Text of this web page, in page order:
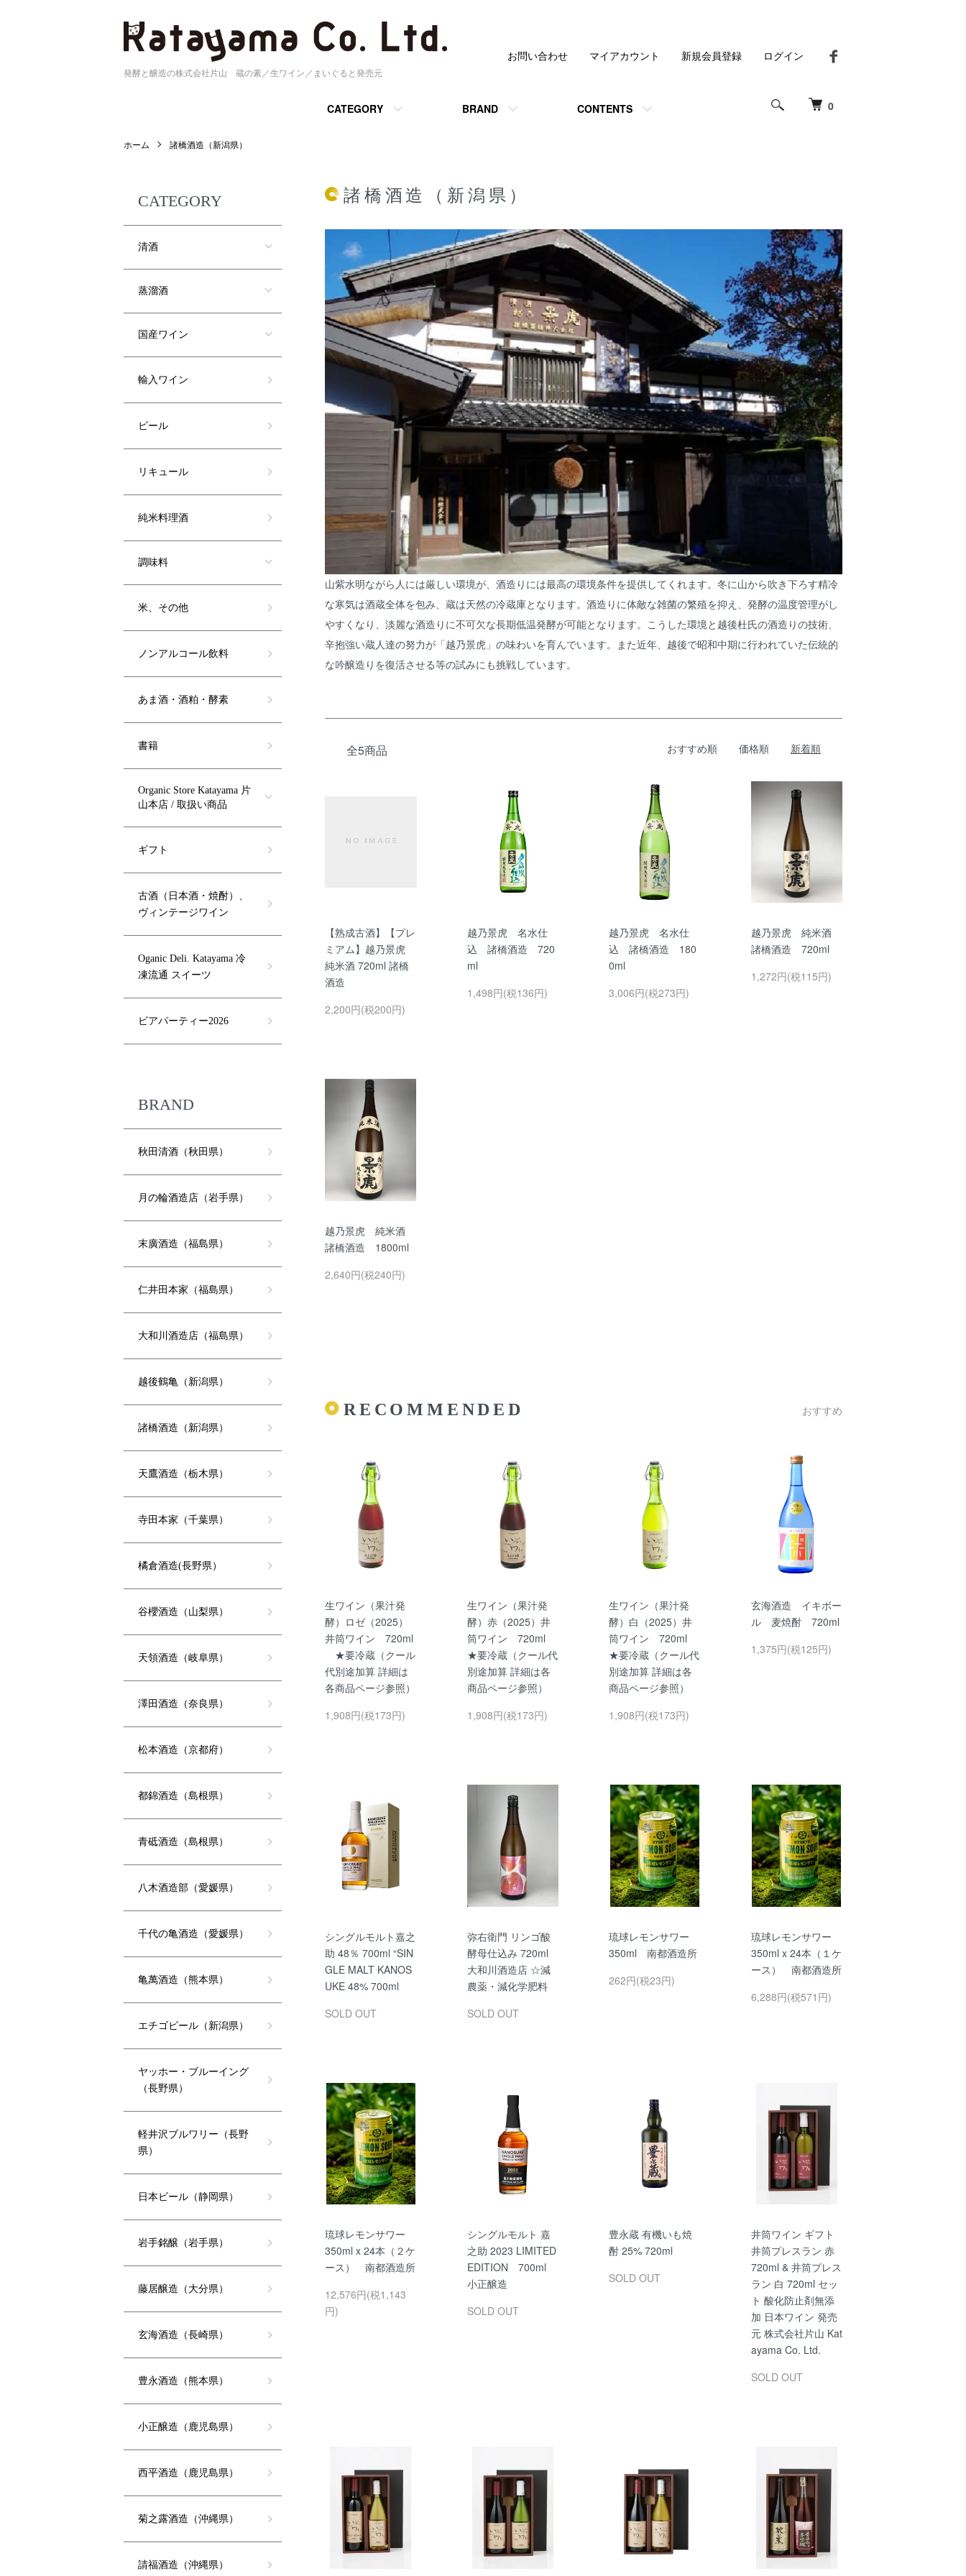
発酵と醸造の株式会社片山 蔵の素／生ワイン／まいぐると発売元
0
CATEGORY BRAND CONTENTS
お問い合わせ マイアカウント 新規会員登録 ログイン
ホーム 諸橋酒造（新潟県）
諸橋酒造（新潟県）
山紫水明ながら人には厳しい環境が、酒造りには最高の環境条件を提供してくれます。冬に山から吹き下ろす精冷
な寒気は酒蔵全体を包み、蔵は天然の冷蔵庫となります。酒造りに体敵な雑菌の繁殖を抑え、発酵の温度管理がし
やすくなり、淡麗な酒造りに不可欠な長期低温発酵が可能となります。こうした環境と越後杜氏の酒造りの技術、
辛抱強い蔵人達の努力が「越乃景虎」の味わいを育んでいます。また近年、越後で昭和中期に行われていた伝統的
な吟醸造りを復活させる等の試みにも挑戦しています。
全5商品 おすすめ順 価格順 新着順
【熟成古酒】【プレ
ミアム】越乃景虎
純米酒 720ml 諸橋
酒造
2,200円(税200円)
越乃景虎 名水仕
込 諸橋酒造 720
ml
1,498円(税136円)
越乃景虎 名水仕
込 諸橋酒造 180
0ml
3,006円(税273円)
越乃景虎 純米酒
諸橋酒造 720ml
1,272円(税115円)
越乃景虎 純米酒
諸橋酒造 1800ml
2,640円(税240円)
RECOMMENDED おすすめ
生ワイン（果汁発
酵）ロゼ（2025）
井筒ワイン 720ml
★要冷蔵（クール
代別途加算 詳細は
各商品ページ参照）
1,908円(税173円)
生ワイン（果汁発
酵）赤（2025）井
筒ワイン 720ml
★要冷蔵（クール代
別途加算 詳細は各
商品ページ参照）
1,908円(税173円)
生ワイン（果汁発
酵）白（2025）井
筒ワイン 720ml
★要冷蔵（クール代
別途加算 詳細は各
商品ページ参照）
1,908円(税173円)
玄海酒造 イキボー
ル 麦焼酎 720ml
1,375円(税125円)
シングルモルト嘉之
助 48％ 700ml “SIN
GLE MALT KANOS
UKE 48% 700ml
SOLD OUT
弥右衛門 リンゴ酸
酵母仕込み 720ml
大和川酒造店 ☆減
農薬・減化学肥料
SOLD OUT
琉球レモンサワー
350ml 南都酒造所
262円(税23円)
琉球レモンサワー
350ml x 24本（１ケ
ース） 南都酒造所
6,288円(税571円)
琉球レモンサワー
350ml x 24本（２ケ
ース） 南都酒造所
12,576円(税1,143
円)
シングルモルト 嘉
之助 2023 LIMITED
EDITION 700ml
小正醸造
SOLD OUT
豊永蔵 有機いも焼
酎 25% 720ml
SOLD OUT
井筒ワイン ギフト
井筒プレスラン 赤
720ml & 井筒プレス
ラン 白 720ml セッ
ト 酸化防止剤無添
加 日本ワイン 発売
元 株式会社片山 Kat
ayama Co. Ltd.
SOLD OUT
CATEGORY
清酒
蒸溜酒
国産ワイン
輸入ワイン
ビール
リキュール
純米料理酒
調味料
米、その他
ノンアルコール飲料
あま酒・酒粕・酵素
書籍
Organic Store Katayama 片
山本店 / 取扱い商品
ギフト
古酒（日本酒・焼酎）、
ヴィンテージワイン
Oganic Deli. Katayama 冷
凍流通 スイーツ
ビアパーティー2026
BRAND
秋田清酒（秋田県）
月の輪酒造店（岩手県）
末廣酒造（福島県）
仁井田本家（福島県）
大和川酒造店（福島県）
越後鶴亀（新潟県）
諸橋酒造（新潟県）
天鷹酒造（栃木県）
寺田本家（千葉県）
橘倉酒造(長野県）
谷櫻酒造（山梨県）
天領酒造（岐阜県）
澤田酒造（奈良県）
松本酒造（京都府）
都錦酒造（島根県）
青砥酒造（島根県）
八木酒造部（愛媛県）
千代の亀酒造（愛媛県）
亀萬酒造（熊本県）
エチゴビール（新潟県）
ヤッホー・ブルーイング
（長野県）
軽井沢ブルワリー（長野
県）
日本ビール（静岡県）
岩手銘醸（岩手県）
藤居醸造（大分県）
玄海酒造（長崎県）
豊永酒造（熊本県）
小正醸造（鹿児島県）
西平酒造（鹿児島県）
菊之露酒造（沖縄県）
請福酒造（沖縄県）